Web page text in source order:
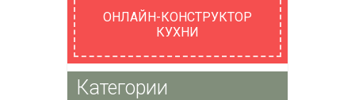
ОНЛАЙН-КОНСТРУКТОР
КУХНИ
Категории